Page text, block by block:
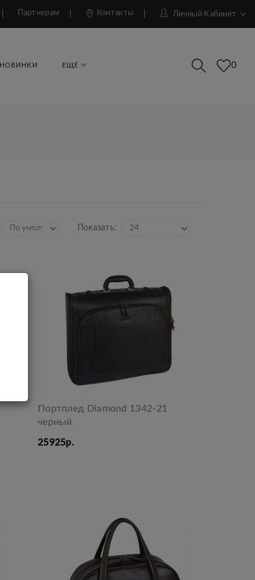
Партнерам Контакты Личный Кабинет
НОВИНКИ ЕЩЁ 0
Показать:
Портплед Diamond 1342-21
черный
25925р.